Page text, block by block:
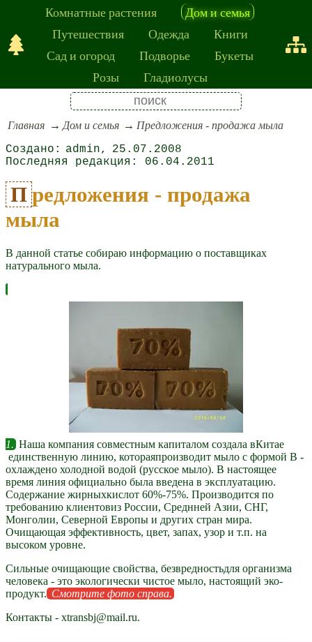
Комнатные растения
Дом и семья
Путешествия
Одежда
Книги
Сад и огород
Подворье
Букеты
Розы
Гладиолусы
Главная Дом и семья Предложения - продажа мыла
admin
25.07.2008
06.04.2011
Предложения - продажа
мыла
В данной статье собираю информацию о поставщиках
натурального мыла.
1. Наша компания совместным капиталом создала вКитае
единственную линию, котораяпроизводит мыло с формой B -
охлаждено холодной водой (русское мыло). В настоящее
время линия официально была введена в эксплуатацию.
Содержание жирныхкислот 60%-75%. Производится по
требованию клиентовиз России, Cреднней Азии, СНГ,
Монголии, Северной Европы и других стран мира.
Очищающая эффективность, цвет, запах, узор и т.п. на
высоком уровне.
Сильные очищающие свойства, безвредностьдля организма
человека - это экологически чистое мыло, настоящий эко-
продукт. Смотрите фото справа.
Контакты - xtransbj@mail.ru.